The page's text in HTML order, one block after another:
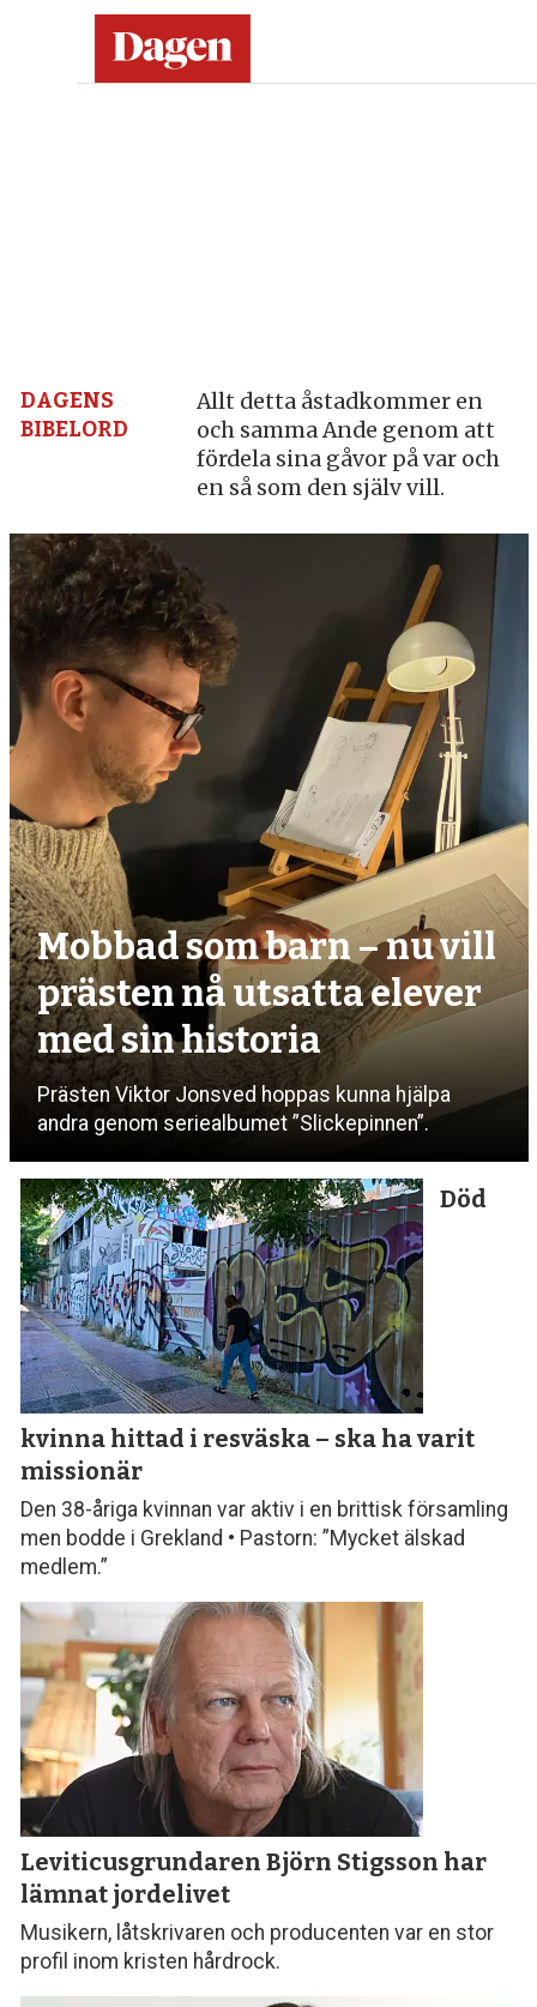
grund
–
debatt,
kultur
DAGENS
BIBELORD
Allt detta åstadkommer en
och samma Ande genom att
fördela sina gåvor på var och
en så som den själv vill.
Mobbad som barn – nu vill
prästen nå utsatta elever
med sin historia
Prästen Viktor Jonsved hoppas kunna hjälpa
andra genom seriealbumet ”Slickepinnen”.
Död
kvinna hittad i resväska – ska ha varit
missionär
Den 38-åriga kvinnan var aktiv i en brittisk församling
men bodde i Grekland • Pastorn: ”Mycket älskad
medlem.”
Leviticusgrundaren Björn Stigsson har
lämnat jordelivet
Musikern, låtskrivaren och producenten var en stor
profil inom kristen hårdrock.